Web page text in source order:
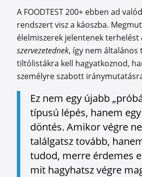
A FOODTEST 200+ ebben ad
rendszert visz a káoszba.
élelmiszerek jelentenek terhelést
szervezetednek, így nem általános
tiltólistákra kell hagyatkoznod,
személyre szabott
Ez nem egy újabb
típusú lépés, hanem
döntés. Amikor végre
találgatsz tovább,
tudod, merre érdemes
mit hagyhatsz végre